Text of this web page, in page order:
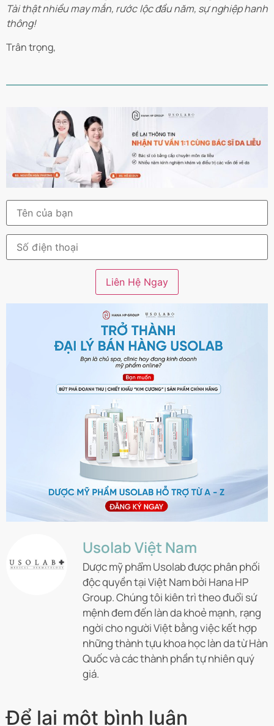
Tài thật nhiều may mắn, rước lộc đầu năm, sự nghiệp hanh
thông!
Trân trọng,
Usolab Việt Nam
Dược mỹ phẩm Usolab được phân phối
độc quyền tại Việt Nam bởi Hana HP
Group. Chúng tôi kiên trì theo đuổi sứ
mệnh đem đến làn da khoẻ mạnh, rạng
ngời cho người Việt bằng việc kết hợp
những thành tựu khoa học làn da từ Hàn
Quốc và các thành phần tự nhiên quý
giá.
Để lại một bình luận